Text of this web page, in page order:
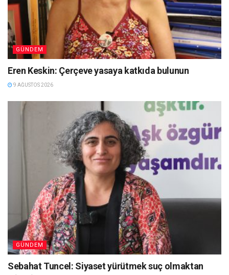
GÜNDEM
Eren Keskin: Çerçeve yasaya katkıda bulunun
9 AĞUSTOS 2026
GÜNDEM
Sebahat Tuncel: Siyaset yürütmek suç olmaktan